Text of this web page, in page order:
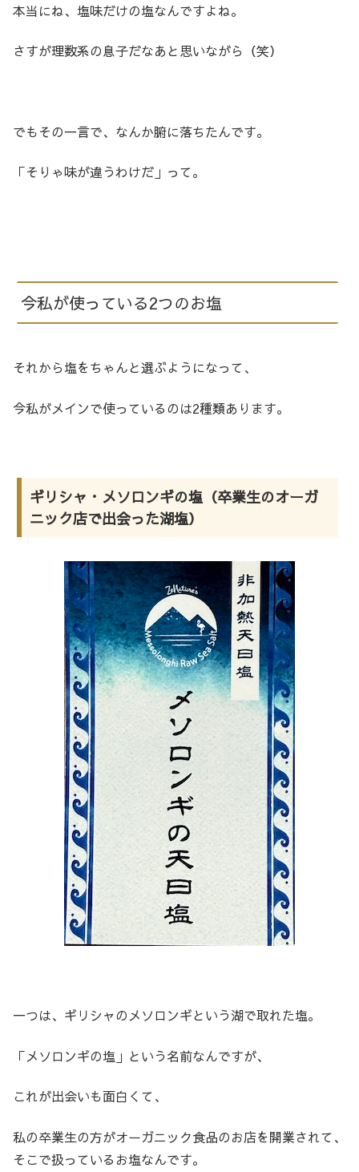
本当にね、塩味だけの塩なんですよね。
さすが理数系の息子だなあと思いながら（笑）
でもその一言で、なんか腑に落ちたんです。
「そりゃ味が違うわけだ」って。
今私が使っている2つのお塩
それから塩をちゃんと選ぶようになって、
今私がメインで使っているのは2種類あります。
ギリシャ・メソロンギの塩（卒業生のオーガ
ニック店で出会った湖塩）
一つは、ギリシャのメソロンギという湖で取れた塩。
「メソロンギの塩」という名前なんですが、
これが出会いも面白くて、
私の卒業生の方がオーガニック食品のお店を開業されて、
そこで扱っているお塩なんです。